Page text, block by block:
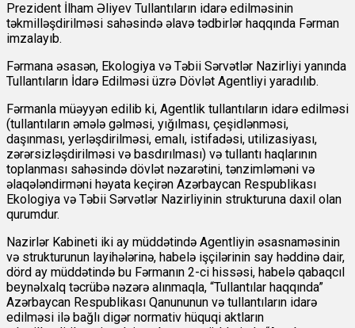
Prezident İlham Əliyev Tullantıların idarə edilməsinin
təkmilləşdirilməsi sahəsində əlavə tədbirlər haqqında Fərman
imzalayıb.
Fərmana əsasən, Ekologiya və Təbii Sərvətlər Nazirliyi yanında
Tullantıların İdarə Edilməsi üzrə Dövlət Agentliyi yaradılıb.
Fərmanla müəyyən edilib ki, Agentlik tullantıların idarə edilməsi
(tullantıların əmələ gəlməsi, yığılması, çeşidlənməsi,
daşınması, yerləşdirilməsi, emalı, istifadəsi, utilizasiyası,
zərərsizləşdirilməsi və basdırılması) və tullantı haqlarının
toplanması sahəsində dövlət nəzarətini, tənzimləməni və
əlaqələndirməni həyata keçirən Azərbaycan Respublikası
Ekologiya və Təbii Sərvətlər Nazirliyinin strukturuna daxil olan
qurumdur.
Nazirlər Kabineti iki ay müddətində Agentliyin əsasnaməsinin
və strukturunun layihələrinə, habelə işçilərinin say həddinə dair,
dörd ay müddətində bu Fərmanın 2-ci hissəsi, habelə qabaqcıl
beynəlxalq təcrübə nəzərə alınmaqla, “Tullantılar haqqında”
Azərbaycan Respublikası Qanununun və tullantıların idarə
edilməsi ilə bağlı digər normativ hüquqi aktların